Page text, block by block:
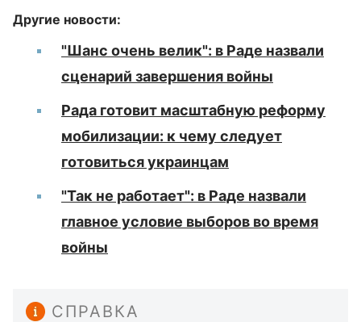
Другие новости:
"Шанс очень велик": в Раде назвали
сценарий завершения войны
Рада готовит масштабную реформу
мобилизации: к чему следует
готовиться украинцам
"Так не работает": в Раде назвали
главное условие выборов во время
войны
СПРАВКА